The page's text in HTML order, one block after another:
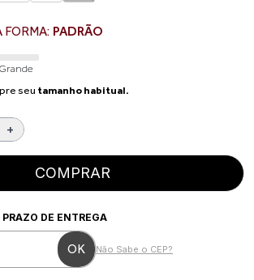
FORMA: PADRÃO
Grande
seu tamanho habitual.
+
COMPRAR
DE ENTREGA
Não Sabe o CEP?